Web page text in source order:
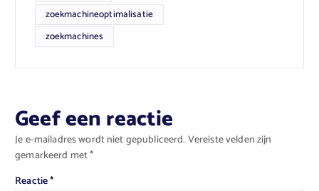
zoekmachineoptimalisatie
zoekmachines
Geef een reactie
Je e-mailadres wordt niet gepubliceerd. Vereiste velden zijn
gemarkeerd met*
Reactie*